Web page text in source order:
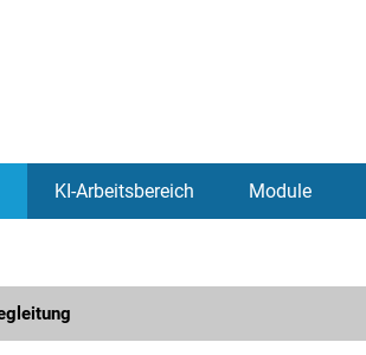
KI-Arbeitsbereich Module